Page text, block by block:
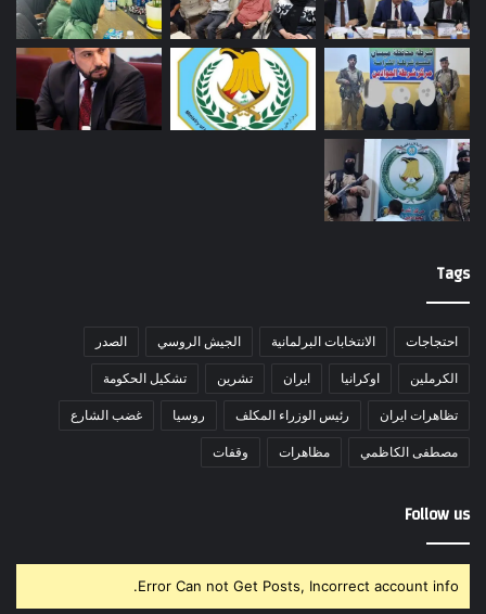
Tags
احتجاجات الانتخابات البرلمانية الجيش الروسي الصدر
الكرملين اوكرانيا ايران تشرين تشكيل الحكومة
تظاهرات ايران رئيس الوزراء المكلف روسيا غضب الشارع
مصطفى الكاظمي مظاهرات وقفات
Follow us
Error Can not Get Posts, Incorrect account info.